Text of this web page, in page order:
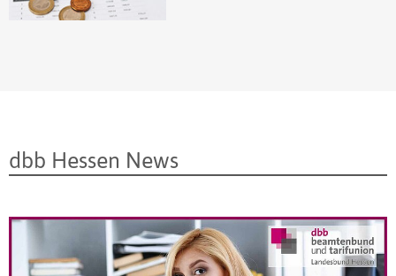
dbb Hessen News